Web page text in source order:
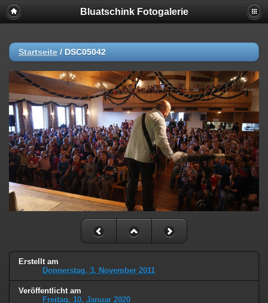
Bluatschink Fotogalerie
Startseite / DSC05042
Erstellt am
Donnerstag, 3. November 2011
Veröffentlicht am
Freitag, 10. Januar 2020